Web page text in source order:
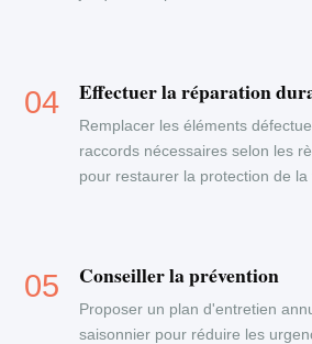
Effectuer la réparation
Remplacer les éléments
raccords nécessaires selon les
pour restaurer la protection de la
Conseiller la prévention
Proposer un plan d'entretien
saisonnier pour réduire les